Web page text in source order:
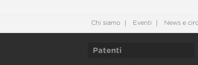
Chi siamo Eventi News e
Patenti